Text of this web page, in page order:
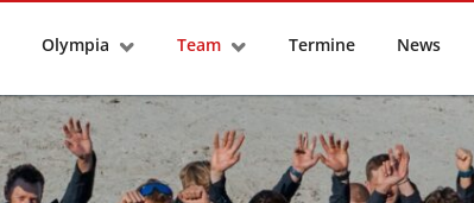
Olympia Team Termine News